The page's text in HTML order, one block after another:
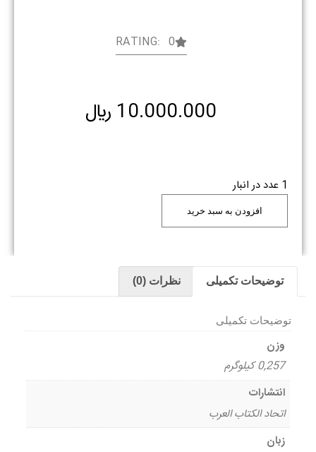
RATING: 0
10.000.000 ﷼
1 عدد در انبار
افزودن به سبد خرید
توضیحات تکمیلی نظرات (0)
توضیحات تکمیلی
وزن
0,257 کیلوگرم
انتشارات
اتحاد الکتاب العرب
زبان